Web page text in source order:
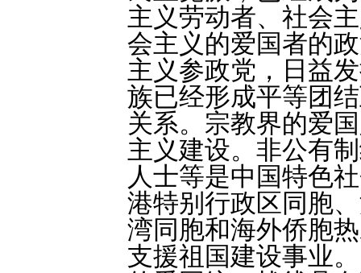
主义劳动者、社会
会主义的爱国者的
主义参政党，日益
族已经形成平等团
关系。宗教界的爱
主义建设。非公有
人士等是中国特色
港特别行政区同胞
湾同胞和海外侨胞
支援祖国建设事业